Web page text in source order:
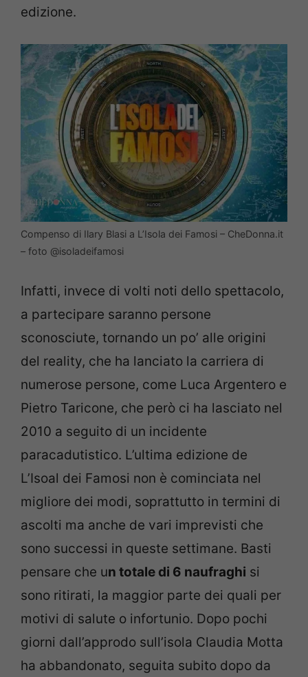
edizione.
Compenso di Ilary Blasi a L’Isola dei Famosi – CheDonna.it
– foto @isoladeifamosi
Infatti, invece di volti noti dello spettacolo,
a partecipare saranno persone
sconosciute, tornando un po’ alle origini
del reality, che ha lanciato la carriera di
numerose persone, come Luca Argentero e
Pietro Taricone, che però ci ha lasciato nel
2010 a seguito di un incidente
paracadutistico. L’ultima edizione de
L’Isoal dei Famosi non è cominciata nel
migliore dei modi, soprattutto in termini di
ascolti ma anche de vari imprevisti che
sono successi in queste settimane. Basti
pensare che un totale di 6 naufraghi si
sono ritirati, la maggior parte dei quali per
motivi di salute o infortunio. Dopo pochi
giorni dall’approdo sull’isola Claudia Motta
ha abbandonato, seguita subito dopo da